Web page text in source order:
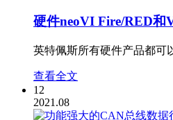
硬件neoVI Fire/RED和
英特佩斯所有硬件产品都可
查看全文
12
2021.08